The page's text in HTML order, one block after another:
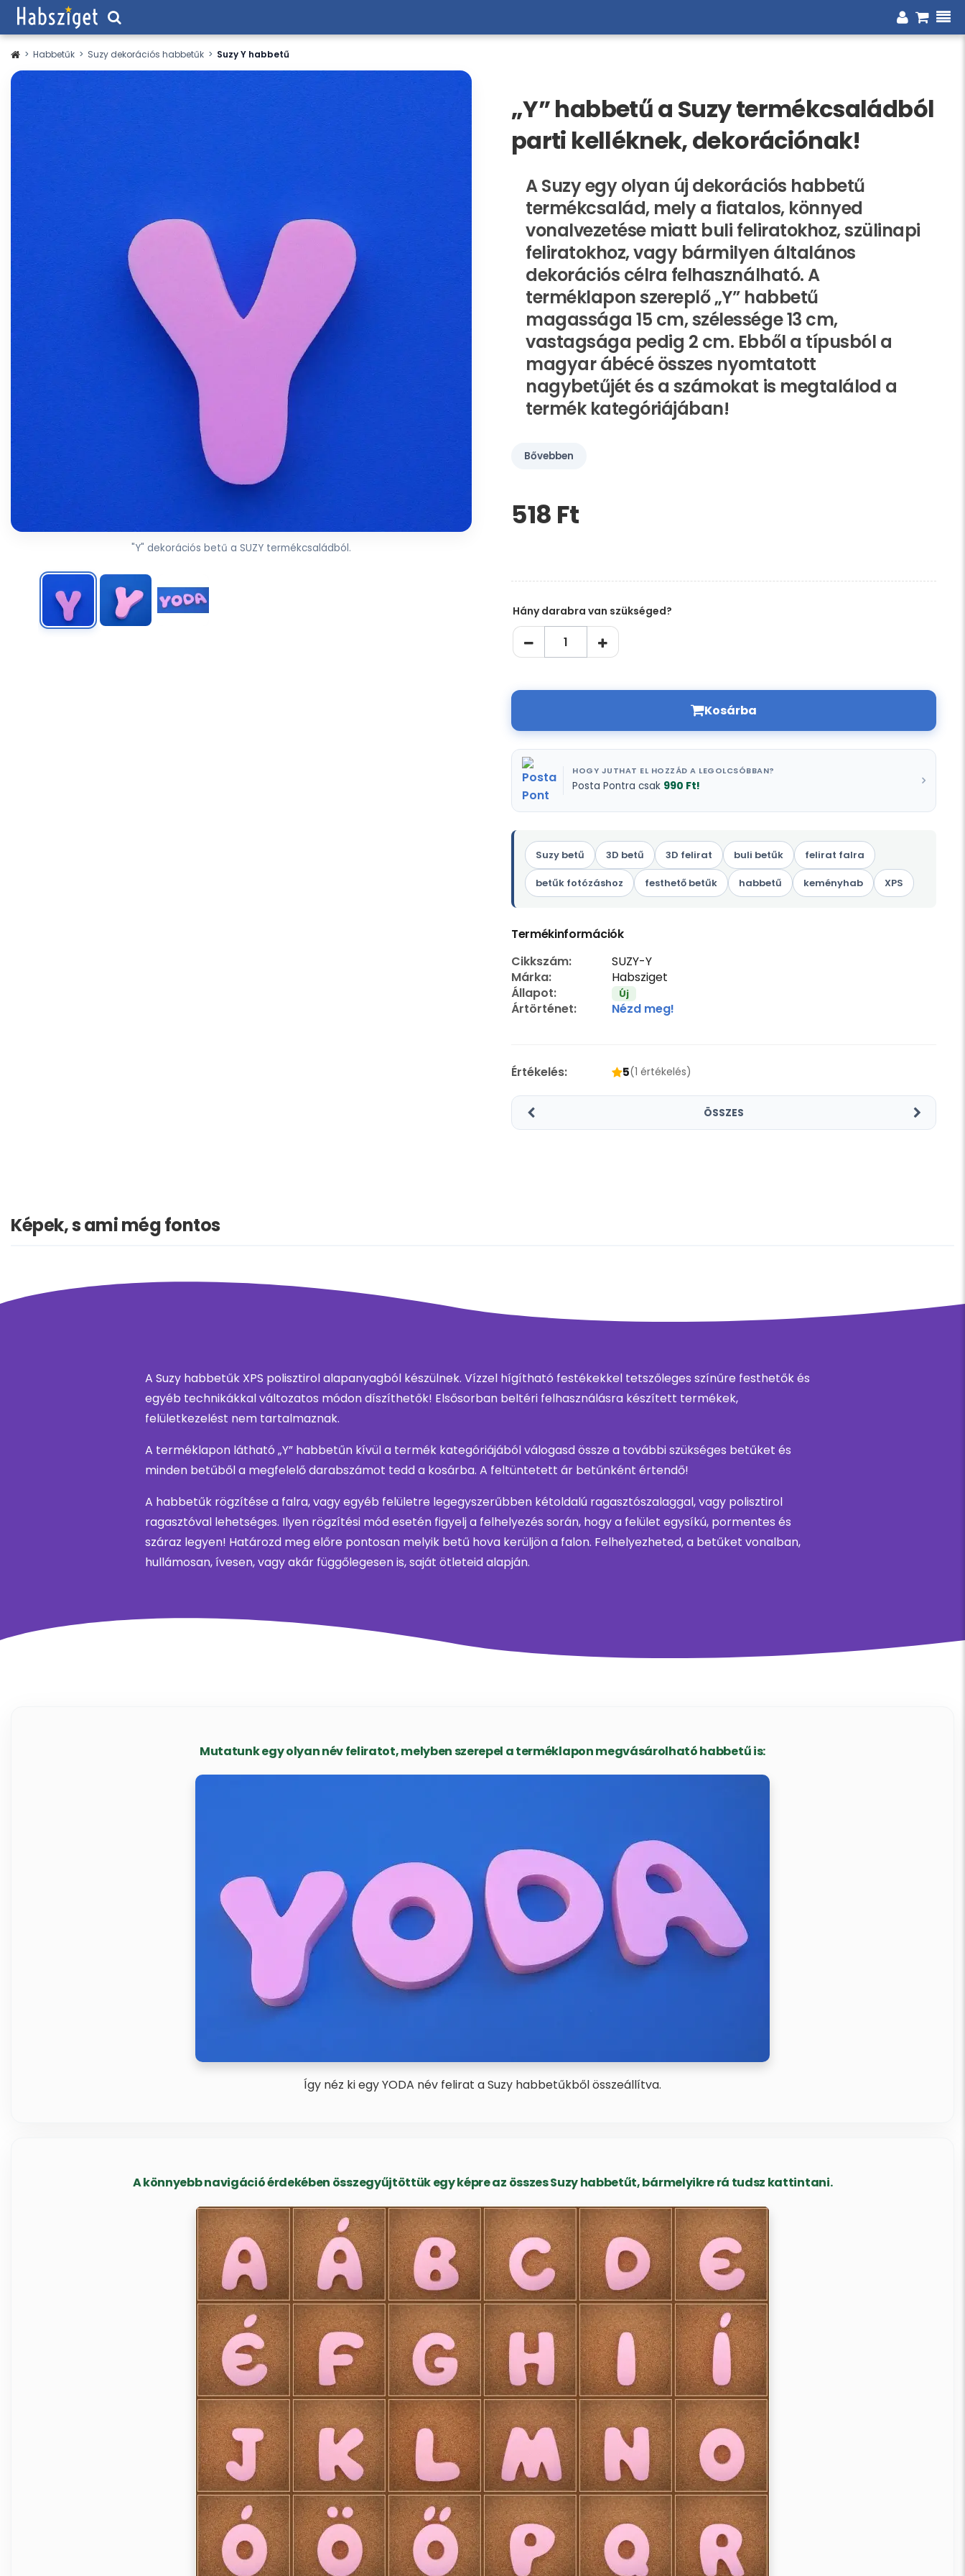
> Habbetűk > Suzy dekorációs habbetűk > Suzy Y habbetű
"Y" dekorációs betű a SUZY termékcsaládból.
„Y” habbetű a Suzy termékcsaládból
parti kelléknek, dekorációnak!
A Suzy egy olyan új dekorációs habbetű
termékcsalád, mely a fiatalos, könnyed
vonalvezetése miatt buli feliratokhoz, szülinapi
feliratokhoz, vagy bármilyen általános
dekorációs célra felhasználható. A
terméklapon szereplő „Y” habbetű
magassága 15 cm, szélessége 13 cm,
vastagsága pedig 2 cm. Ebből a típusból a
magyar ábécé összes nyomtatott
nagybetűjét és a számokat is megtalálod a
termék kategóriájában!
Bővebben
Kérem,
hagyja
518 Ft‎
Hány darabra van szükséged?
Kosárba
HOGY JUTHAT EL HOZZÁD A LEGOLCSÓBBAN?
Posta Pontra csak 990 Ft!
Suzy betű 3D betű 3D felirat buli betűk felirat falra
betűk fotózáshoz festhető betűk habbetű keményhab XPS
Termékinformációk
Cikkszám:
SUZY-Y
Márka:
Habsziget
Állapot:
Új
Ártörténet: Nézd meg!
Értékelés: 5(1 értékelés)
ÖSSZES
Képek, s ami még fontos
A Suzy habbetűk XPS polisztirol alapanyagból készülnek. Vízzel hígítható festékekkel tetszőleges színűre festhetők és
egyéb technikákkal változatos módon díszíthetők! Elsősorban beltéri felhasználásra készített termékek,
felületkezelést nem tartalmaznak.
A terméklapon látható „Y” habbetűn kívül a termék kategóriájából válogasd össze a további szükséges betűket és
minden betűből a megfelelő darabszámot tedd a kosárba. A feltüntetett ár betűnként értendő!
A habbetűk rögzítése a falra, vagy egyéb felületre legegyszerűbben kétoldalú ragasztószalaggal, vagy polisztirol
ragasztóval lehetséges. Ilyen rögzítési mód esetén figyelj a felhelyezés során, hogy a felület egysíkú, pormentes és
száraz legyen! Határozd meg előre pontosan melyik betű hova kerüljön a falon. Felhelyezheted, a betűket vonalban,
hullámosan, ívesen, vagy akár függőlegesen is, saját ötleteid alapján.
Mutatunk egy olyan név feliratot, melyben szerepel a terméklapon megvásárolható habbetű is:
Így néz ki egy YODA név felirat a Suzy habbetűkből összeállítva.
A könnyebb navigáció érdekében összegyűjtöttük egy képre az összes Suzy habbetűt, bármelyikre rá tudsz kattintani.